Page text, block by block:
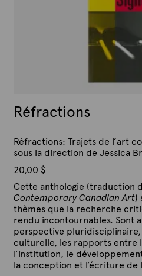
Réfractions
Réfractions: Trajets de l’art
sous la direction de Jessica
20,00 $
Cette anthologie (traduction
Contemporary Canadian Art)
thèmes que la recherche
rendu incontournables. Sont
perspective
culturelle, les rapports entre
l’institution, le
la conception et l’écriture de